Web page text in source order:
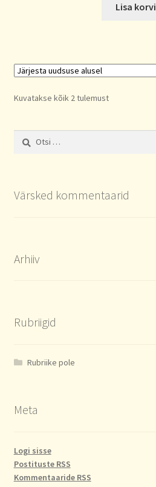
Lisa korvi
Kuvatakse kõik 2 tulemustSorted
Otsi:
Värsked kommentaarid
Arhiiv
Rubriigid
Rubriike pole
Meta
Logi sisse
Postituste RSS
Kommentaaride RSS